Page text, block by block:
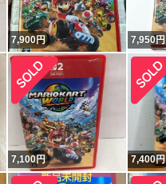
7,900円 7,950円
7,100円 7,400円